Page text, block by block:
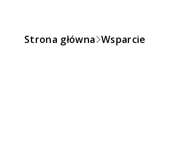
Strona główna Wsparcie